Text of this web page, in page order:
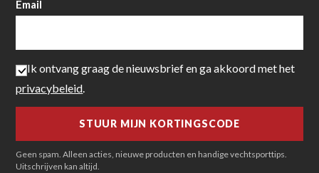
Email
Ik ontvang graag de nieuwsbrief en ga akkoord met het
privacybeleid.
Geen spam. Alleen acties, nieuwe producten en handige vechtsporttips.
Uitschrijven kan altijd.